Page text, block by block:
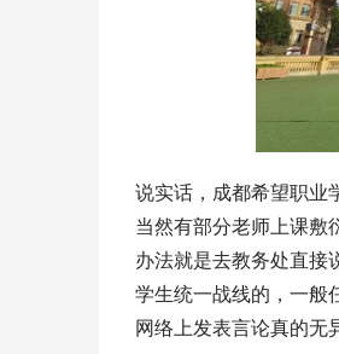
说实话，成都希望职业
当然有部分老师上课敷
办法就是去教务处直接
学生统一战线的，一般
网络上发表言论真的无